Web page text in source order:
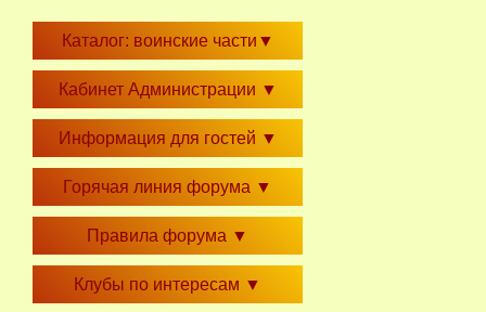
Каталог: воинские части ▼
Кабинет Администрации ▼
Информация для гостей ▼
Горячая линия форума ▼
Правила форума ▼
Клубы по интересам ▼